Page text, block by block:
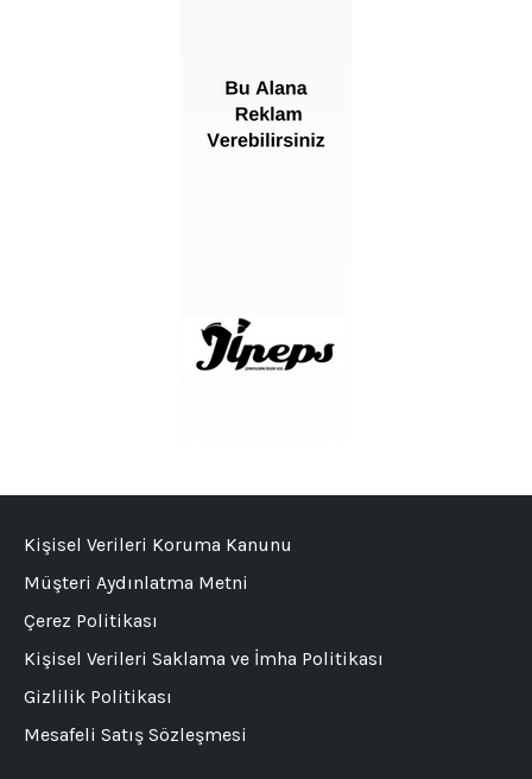
Kişisel Verileri Koruma Kanunu
Müşteri Aydınlatma Metni
Çerez Politikası
Kişisel Verileri Saklama ve İmha Politikası
Gizlilik Politikası
Mesafeli Satış Sözleşmesi